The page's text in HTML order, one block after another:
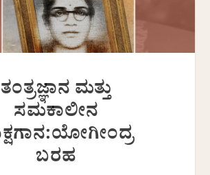
ತಂತ್ರಜ್ಞಾನ ಮತ್ತು
ಸಮಕಾಲೀನ
ಬರಹ